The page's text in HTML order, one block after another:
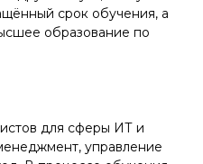
срок обучения, а
образование по
для сферы ИТ и
управление